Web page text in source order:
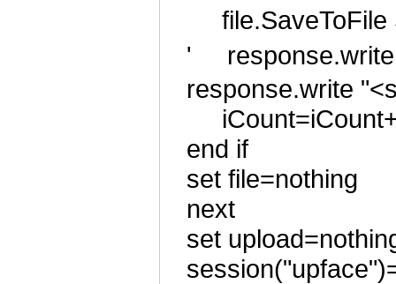
file.SaveToFile
' response.write
response.write
end if
set file=nothing
next
set